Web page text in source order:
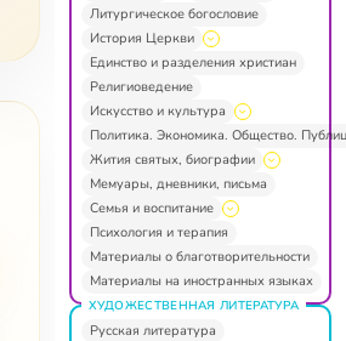
Литургическое богословие
История Церкви
Единство и разделения христиан
Религиоведение
Искусство и культура
Политика. Экономика. Общество.
Жития святых, биографии
Мемуары, дневники, письма
Семья и воспитание
Психология и терапия
Материалы о благотворительности
Материалы на иностранных языках
ХУДОЖЕСТВЕННАЯ ЛИТЕРАТУРА
Русская литература